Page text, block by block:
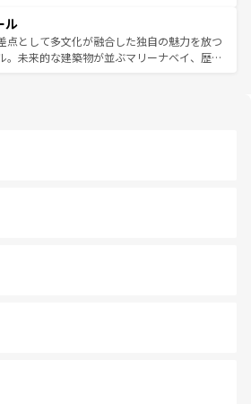
。
は一年中温暖で、どの季節にも異なる楽しみ
。親しみやすいタイの人々、仏教を中心とし
て多様な観光資源が、訪れる旅人を魅了し続
れても感動するはず。観光スポットが密集し
よく見どころを回れるのも魅力。息をのむよ
文化的な体験まで、香港を存分に楽しみ尽く
ル
点として多文化が融合した独自の魅力を放つ
。未来的な建築物が並ぶマリーナベイ、歴史
ズは地元の風情を楽しめる外せないスポット